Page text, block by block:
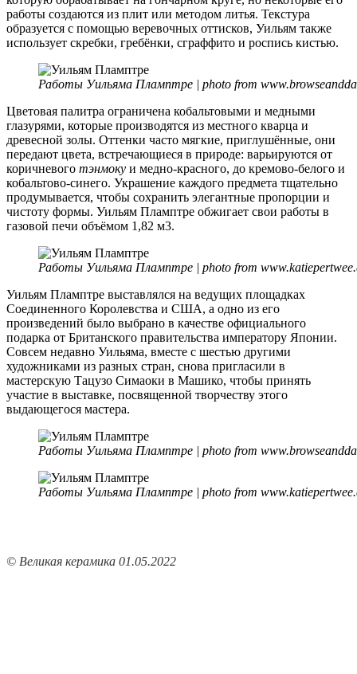
работы создаются из плит или методом литья. Текстура
образуется с помощью веревочных оттисков, Уильям также
использует скребки, гребёнки, сграффито и роспись кистью.
Работы Уильяма Пламптре | photo from
Цветовая палитра ограничена кобальтовыми и медными
глазурями, которые производятся из местного кварца и
древесной золы. Оттенки часто мягкие, приглушённые, они
передают цвета, встречающиеся в природе: варьируются от
коричневого тэнмоку и медно-красного, до кремово-белого и
кобальтово-синего. Украшение каждого предмета тщательно
продумывается, чтобы сохранить элегантные пропорции и
чистоту формы. Уильям Пламптре обжигает свои работы в
газовой печи объёмом 1,82 м3.
Работы Уильяма Пламптре | photo from
Уильям Пламптре выставлялся на ведущих площадках
Соединенного Королевства и США, а одно из его
произведений было выбрано в качестве официального
подарка от Британского правительства императору Японии.
Совсем недавно Уильяма, вместе с шестью другими
художниками из разных стран, снова пригласили в
мастерскую Тацузо Симаоки в Машико, чтобы принять
участие в выставке, посвященной творчеству этого
выдающегося мастера.
Работы Уильяма Пламптре | photo from
Работы Уильяма Пламптре | photo from
© Великая керамика 01.05.2022